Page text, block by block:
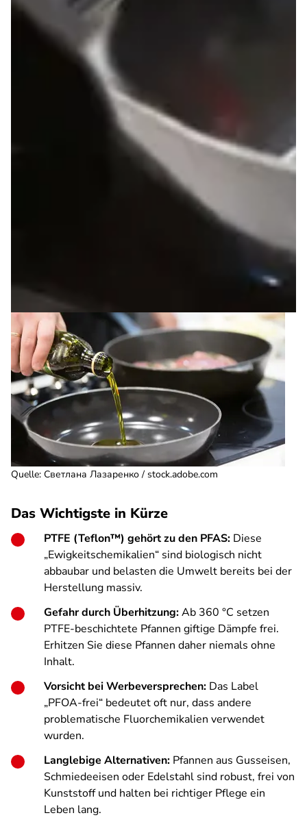
Quelle: Светлана Лазаренко / stock.adobe.com
Das Wichtigste in Kürze
PTFE (Teflon™) gehört zu den PFAS: Diese
„Ewigkeitschemikalien“ sind biologisch nicht
abbaubar und belasten die Umwelt bereits bei der
Herstellung massiv.
Gefahr durch Überhitzung:Ab 360 °C setzen
PTFE-beschichtete Pfannen giftige Dämpfe frei.
Erhitzen Sie diese Pfannen daher niemals ohne
Inhalt.
Vorsicht bei Werbeversprechen: Das Label
„PFOA-frei“ bedeutet oft nur, dass andere
problematische Fluorchemikalien verwendet
wurden.
Langlebige Alternativen: Pfannen aus Gusseisen,
Schmiedeeisen oder Edelstahl sind robust, frei von
Kunststoff und halten bei richtiger Pflege ein
Leben lang.